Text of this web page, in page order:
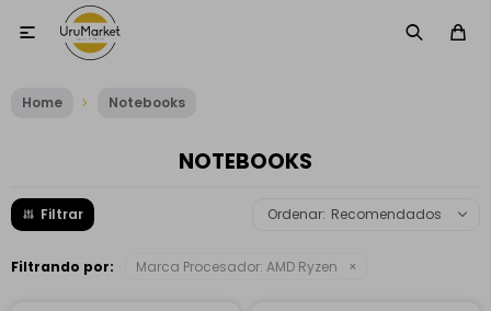

Home Notebooks
NOTEBOOKS
Recomendados
Filtrando por: Marca Procesador: AMD Ryzen